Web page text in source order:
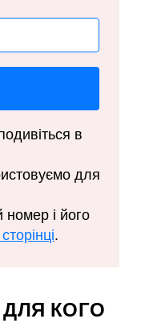
в
для
і його
.
ДЛЯ КОГО